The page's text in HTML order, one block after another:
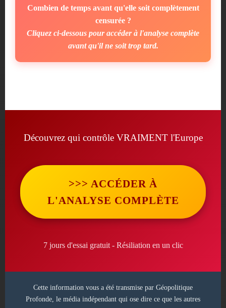
Combien de temps avant qu'elle soit complètement
censurée ?
Cliquez ci-dessous pour accéder à l'analyse complète
avant qu'il ne soit trop tard.
Découvrez qui contrôle VRAIMENT l'Europe
>>> ACCÉDER À
L'ANALYSE COMPLÈTE
7 jours d'essai gratuit - Résiliation en un clic
Cette information vous a été transmise par Géopolitique
Profonde, le média indépendant qui ose dire ce que les autres